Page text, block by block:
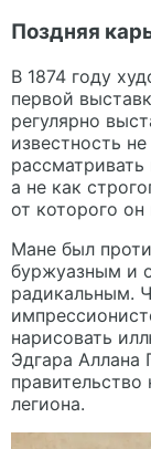
Поздняя
В 1874 году
первой
регулярно
известность
а не как
от которого он
Мане был
буржуазным и
радикальным.
нарисовать
Эдгара Аллана
легиона.